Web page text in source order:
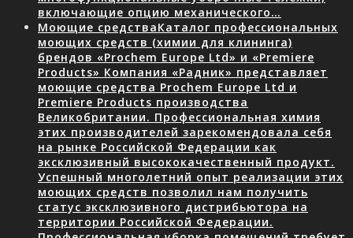
включающие опцию механического…
Моющие средстваКаталог профессиональных
моющих средств (химии для клининга)
брендов «Prochem Europe Ltd» и «Premiere
Products» Компания «Радник» представляет
моющие средства Prochem Europe Ltd и
Premiere Products производства
Великобритании. Профессиональная химия
этих производителей зарекомендовала себя
на рынке Российской Федерации как
эксклюзивный высококачественный продукт.
Успешный многолетний опыт реализации этих
моющих средств позволил нам получить
статус эксклюзивного дистрибьютора на
территории Российской Федерации.